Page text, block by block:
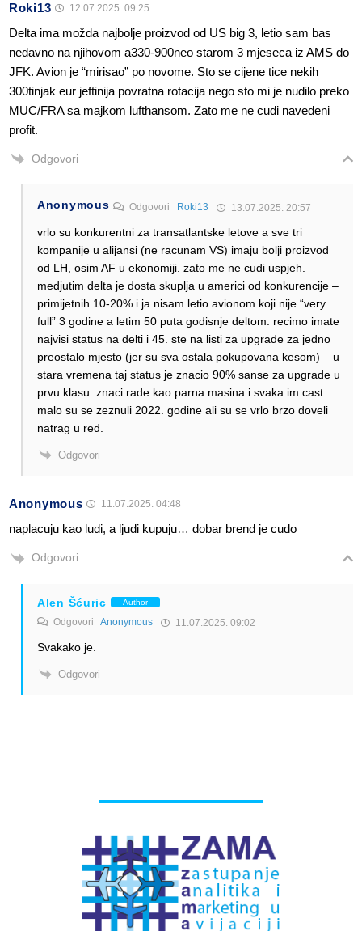
Roki13 12.07.2025. 09:25
Delta ima možda najbolje proizvod od US big 3, letio sam bas
nedavno na njihovom a330-900neo starom 3 mjeseca iz AMS do
JFK. Avion je “mirisao” po novome. Sto se cijene tice nekih
300tinjak eur jeftinija povratna rotacija nego sto mi je nudilo preko
MUC/FRA sa majkom lufthansom. Zato me ne cudi navedeni
profit.
Odgovori
Anonymous Odgovori Roki13 13.07.2025. 20:57
vrlo su konkurentni za transatlantske letove a sve tri
kompanije u alijansi (ne racunam VS) imaju bolji proizvod
od LH, osim AF u ekonomiji. zato me ne cudi uspjeh.
medjutim delta je dosta skuplja u americi od konkurencije –
primijetnih 10-20% i ja nisam letio avionom koji nije “very
full” 3 godine a letim 50 puta godisnje deltom. recimo imate
najvisi status na delti i 45. ste na listi za upgrade za jedno
preostalo mjesto (jer su sva ostala pokupovana kesom) – u
stara vremena taj status je znacio 90% sanse za upgrade u
prvu klasu. znaci rade kao parna masina i svaka im cast.
malo su se zeznuli 2022. godine ali su se vrlo brzo doveli
natrag u red.
Odgovori
Anonymous 11.07.2025. 04:48
naplacuju kao ludi, a ljudi kupuju… dobar brend je cudo
Odgovori
Alen Šćuric Author
Odgovori Anonymous 11.07.2025. 09:02
Svakako je.
Odgovori